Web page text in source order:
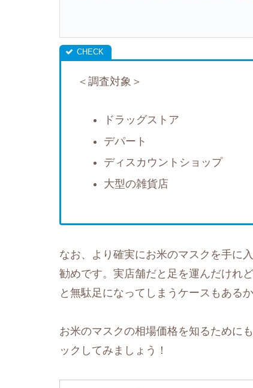
＜調査対象＞
ドラッグストア
デパート
ディスカウントショップ
大型の雑貨店
なお、より確実にお米のマスクを手に
勧めです。実店舗だと足を運んだけれ
と無駄足になってしまうケースもあるか
お米のマスクの相場価格を知るために
ックしてみましょう！